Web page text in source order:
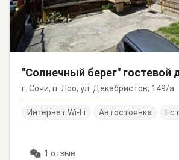
"Солнечный берег" гостевой
г. Сочи, п. Лоо, ул. Декабристов, 149/а
Интернет Wi-Fi Автостоянка
1 отзыв